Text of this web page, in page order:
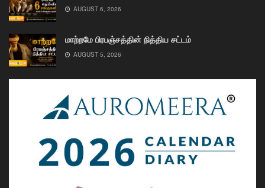
AUGUST 6, 2026
மாற்றமே பிரபஞ்சத்தின் நித்திய சட்டம்
AUGUST 5, 2026